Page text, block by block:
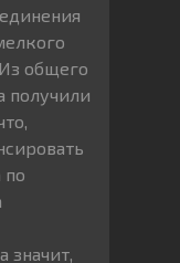
общего
получили
по
значит,